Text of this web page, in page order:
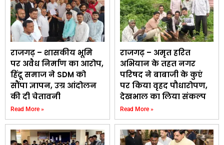
राजगढ़ – शासकीय भूमि
पर अवैध निर्माण का आरोप,
हिंदू समाज ने SDM को
सौंपा ज्ञापन, उग्र आंदोलन
की दी चेतावनी
Read More »
राजगढ़ – अमृत हरित
अभियान के तहत नगर
परिषद ने बाबाजी के कुएं
पर किया वृहद पौधारोपण,
देखभाल का लिया संकल्प
Read More »